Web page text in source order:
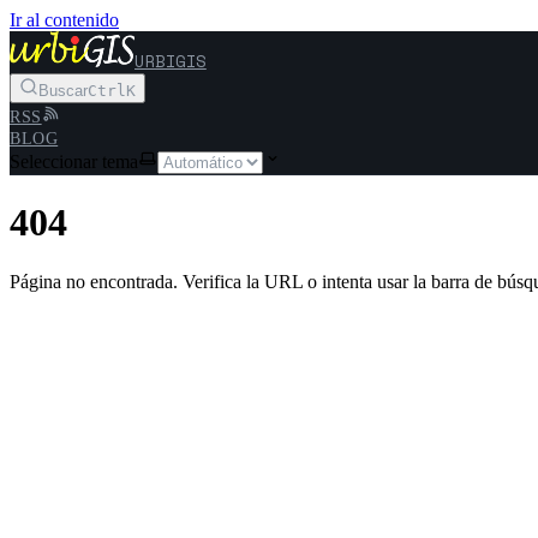
Ir al contenido
URBIGIS
BuscarCtrlK
RSS
BLOG
Seleccionar tema
404
Página no encontrada. Verifica la URL o intenta usar la barra de